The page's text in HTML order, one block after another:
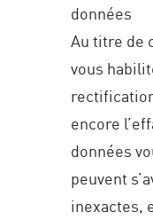
données
Au titre de
vous
encore
données
peuvent
inexactes,